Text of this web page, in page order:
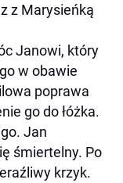
z Marysieńką
Janowi, który
w obawie
poprawa
go do łóżka.
Jan
śmiertelny. Po
krzyk.